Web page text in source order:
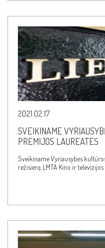
2021.02.17
SVEIKINAME
PREMIJOS LAUREATES
Sveikiname Vyriausybės
režisierę, LMTA Kino ir